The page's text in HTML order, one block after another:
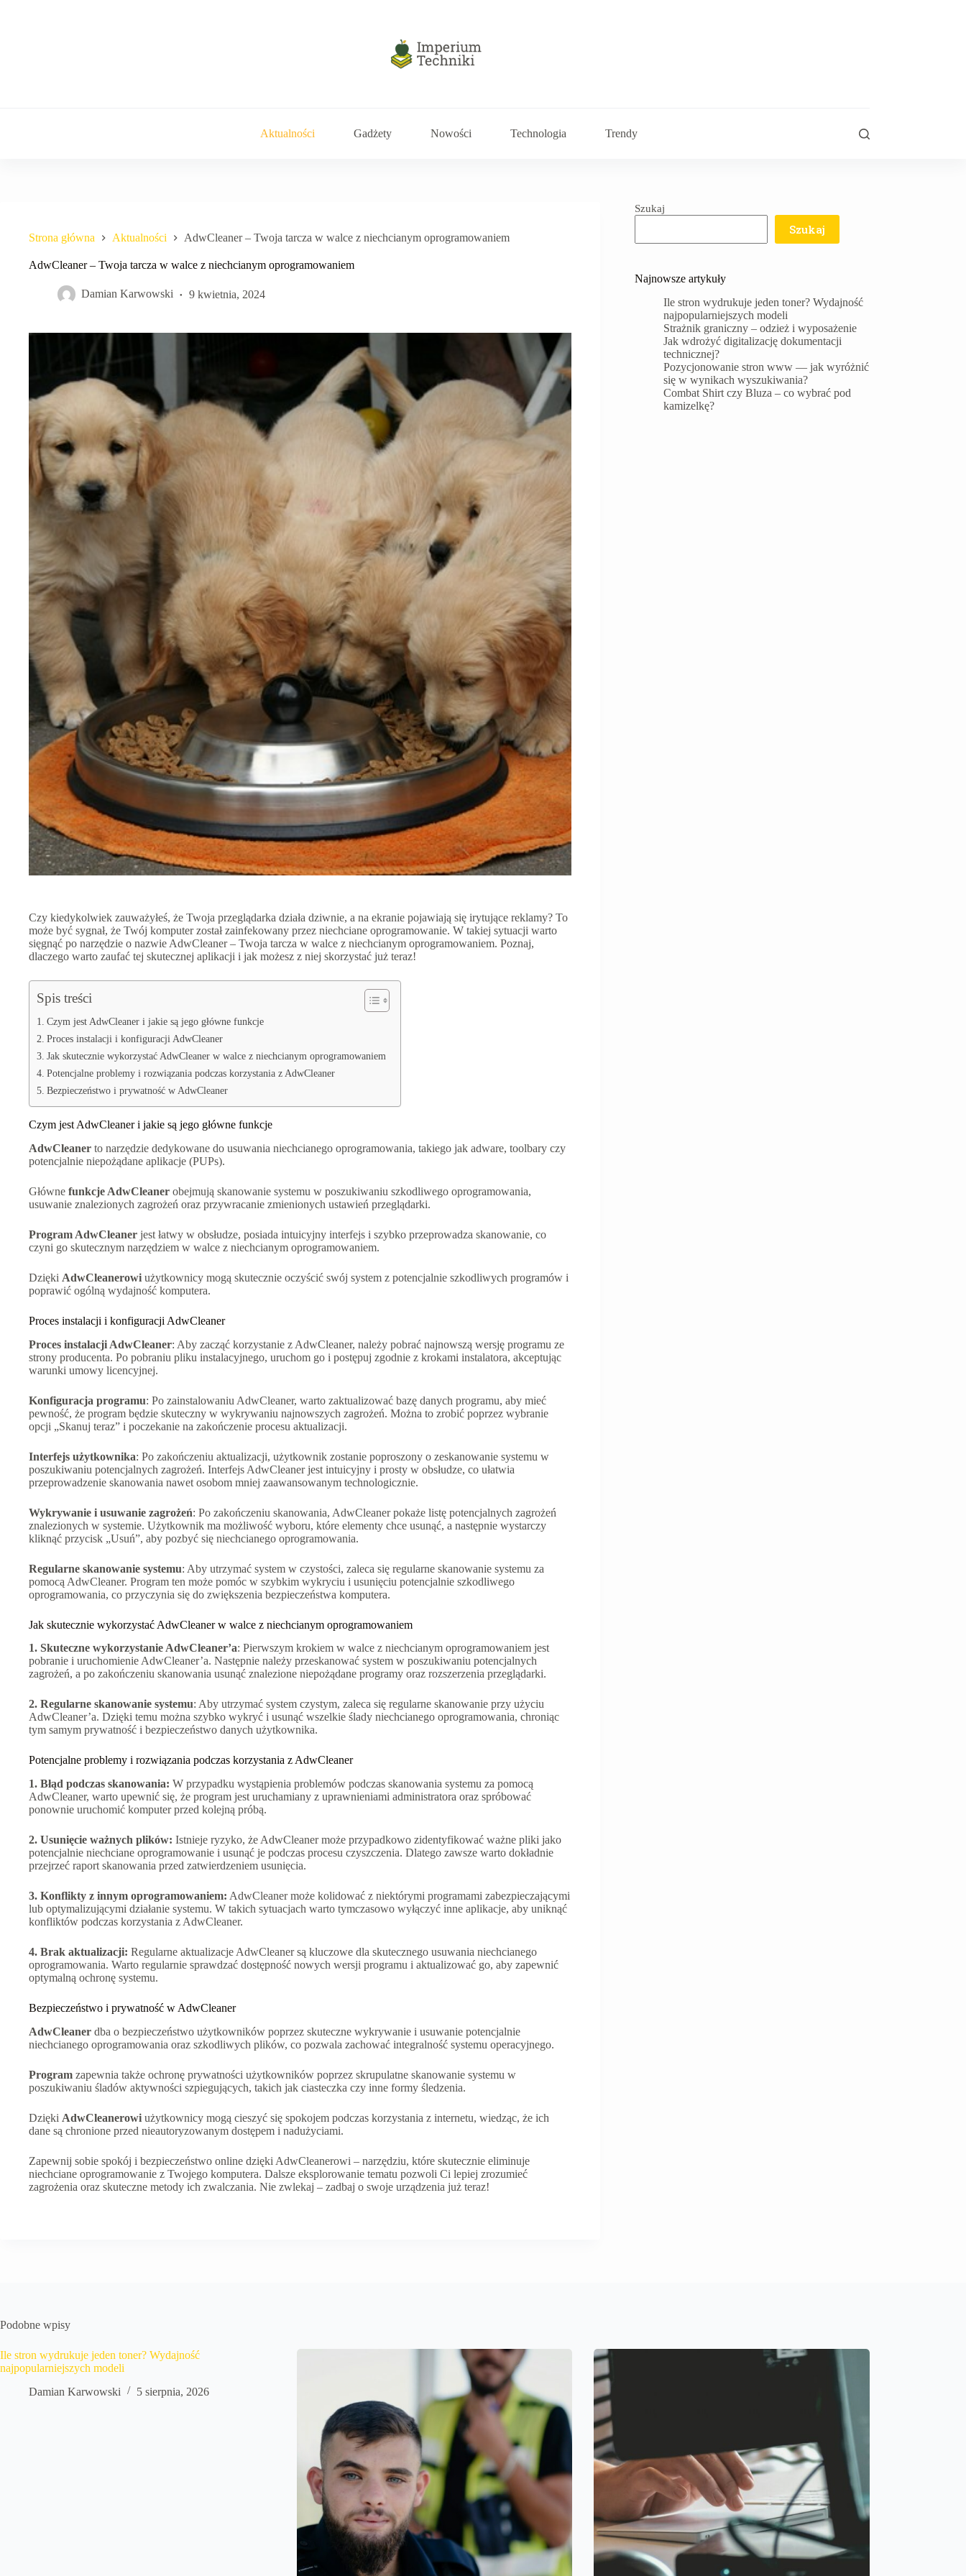
Aktualności Gadżety Nowości Technologia Trendy
Strona główna Aktualności AdwCleaner – Twoja tarcza w walce z niechcianym oprogramowaniem
AdwCleaner – Twoja tarcza w walce z niechcianym oprogramowaniem
Damian Karwowski 9 kwietnia, 2024
Czy kiedykolwiek zauważyłeś, że Twoja przeglądarka działa dziwnie, a na ekranie pojawiają się irytujące reklamy? To
może być sygnał, że Twój komputer został zainfekowany przez niechciane oprogramowanie. W takiej sytuacji warto
sięgnąć po narzędzie o nazwie AdwCleaner – Twoja tarcza w walce z niechcianym oprogramowaniem. Poznaj,
dlaczego warto zaufać tej skutecznej aplikacji i jak możesz z niej skorzystać już teraz!
Spis treści
Czym jest AdwCleaner i jakie są jego główne funkcje
Proces instalacji i konfiguracji AdwCleaner
Jak skutecznie wykorzystać AdwCleaner w walce z niechcianym oprogramowaniem
Potencjalne problemy i rozwiązania podczas korzystania z AdwCleaner
Bezpieczeństwo i prywatność w AdwCleaner
Czym jest AdwCleaner i jakie są jego główne funkcje
AdwCleaner to narzędzie dedykowane do usuwania niechcianego oprogramowania, takiego jak adware, toolbary czy
potencjalnie niepożądane aplikacje (PUPs).
Główne funkcje AdwCleaner obejmują skanowanie systemu w poszukiwaniu szkodliwego oprogramowania,
usuwanie znalezionych zagrożeń oraz przywracanie zmienionych ustawień przeglądarki.
Program AdwCleaner jest łatwy w obsłudze, posiada intuicyjny interfejs i szybko przeprowadza skanowanie, co
czyni go skutecznym narzędziem w walce z niechcianym oprogramowaniem.
Dzięki AdwCleanerowi użytkownicy mogą skutecznie oczyścić swój system z potencjalnie szkodliwych programów i
poprawić ogólną wydajność komputera.
Proces instalacji i konfiguracji AdwCleaner
Proces instalacji AdwCleaner: Aby zacząć korzystanie z AdwCleaner, należy pobrać najnowszą wersję programu ze
strony producenta. Po pobraniu pliku instalacyjnego, uruchom go i postępuj zgodnie z krokami instalatora, akceptując
warunki umowy licencyjnej.
Konfiguracja programu: Po zainstalowaniu AdwCleaner, warto zaktualizować bazę danych programu, aby mieć
pewność, że program będzie skuteczny w wykrywaniu najnowszych zagrożeń. Można to zrobić poprzez wybranie
opcji „Skanuj teraz” i poczekanie na zakończenie procesu aktualizacji.
Interfejs użytkownika: Po zakończeniu aktualizacji, użytkownik zostanie poproszony o zeskanowanie systemu w
poszukiwaniu potencjalnych zagrożeń. Interfejs AdwCleaner jest intuicyjny i prosty w obsłudze, co ułatwia
przeprowadzenie skanowania nawet osobom mniej zaawansowanym technologicznie.
Wykrywanie i usuwanie zagrożeń: Po zakończeniu skanowania, AdwCleaner pokaże listę potencjalnych zagrożeń
znalezionych w systemie. Użytkownik ma możliwość wyboru, które elementy chce usunąć, a następnie wystarczy
kliknąć przycisk „Usuń”, aby pozbyć się niechcianego oprogramowania.
Regularne skanowanie systemu: Aby utrzymać system w czystości, zaleca się regularne skanowanie systemu za
pomocą AdwCleaner. Program ten może pomóc w szybkim wykryciu i usunięciu potencjalnie szkodliwego
oprogramowania, co przyczynia się do zwiększenia bezpieczeństwa komputera.
Jak skutecznie wykorzystać AdwCleaner w walce z niechcianym oprogramowaniem
1. Skuteczne wykorzystanie AdwCleaner’a: Pierwszym krokiem w walce z niechcianym oprogramowaniem jest
pobranie i uruchomienie AdwCleaner’a. Następnie należy przeskanować system w poszukiwaniu potencjalnych
zagrożeń, a po zakończeniu skanowania usunąć znalezione niepożądane programy oraz rozszerzenia przeglądarki.
2. Regularne skanowanie systemu: Aby utrzymać system czystym, zaleca się regularne skanowanie przy użyciu
AdwCleaner’a. Dzięki temu można szybko wykryć i usunąć wszelkie ślady niechcianego oprogramowania, chroniąc
tym samym prywatność i bezpieczeństwo danych użytkownika.
Potencjalne problemy i rozwiązania podczas korzystania z AdwCleaner
1. Błąd podczas skanowania: W przypadku wystąpienia problemów podczas skanowania systemu za pomocą
AdwCleaner, warto upewnić się, że program jest uruchamiany z uprawnieniami administratora oraz spróbować
ponownie uruchomić komputer przed kolejną próbą.
2. Usunięcie ważnych plików: Istnieje ryzyko, że AdwCleaner może przypadkowo zidentyfikować ważne pliki jako
potencjalnie niechciane oprogramowanie i usunąć je podczas procesu czyszczenia. Dlatego zawsze warto dokładnie
przejrzeć raport skanowania przed zatwierdzeniem usunięcia.
3. Konflikty z innym oprogramowaniem: AdwCleaner może kolidować z niektórymi programami zabezpieczającymi
lub optymalizującymi działanie systemu. W takich sytuacjach warto tymczasowo wyłączyć inne aplikacje, aby uniknąć
konfliktów podczas korzystania z AdwCleaner.
4. Brak aktualizacji: Regularne aktualizacje AdwCleaner są kluczowe dla skutecznego usuwania niechcianego
oprogramowania. Warto regularnie sprawdzać dostępność nowych wersji programu i aktualizować go, aby zapewnić
optymalną ochronę systemu.
Bezpieczeństwo i prywatność w AdwCleaner
AdwCleaner dba o bezpieczeństwo użytkowników poprzez skuteczne wykrywanie i usuwanie potencjalnie
niechcianego oprogramowania oraz szkodliwych plików, co pozwala zachować integralność systemu operacyjnego.
Program zapewnia także ochronę prywatności użytkowników poprzez skrupulatne skanowanie systemu w
poszukiwaniu śladów aktywności szpiegujących, takich jak ciasteczka czy inne formy śledzenia.
Dzięki AdwCleanerowi użytkownicy mogą cieszyć się spokojem podczas korzystania z internetu, wiedząc, że ich
dane są chronione przed nieautoryzowanym dostępem i nadużyciami.
Zapewnij sobie spokój i bezpieczeństwo online dzięki AdwCleanerowi – narzędziu, które skutecznie eliminuje
niechciane oprogramowanie z Twojego komputera. Dalsze eksplorowanie tematu pozwoli Ci lepiej zrozumieć
zagrożenia oraz skuteczne metody ich zwalczania. Nie zwlekaj – zadbaj o swoje urządzenia już teraz!
Szukaj
Szukaj
Najnowsze artykuły
Ile stron wydrukuje jeden toner? Wydajność
najpopularniejszych modeli
Strażnik graniczny – odzież i wyposażenie
Jak wdrożyć digitalizację dokumentacji
technicznej?
Pozycjonowanie stron www — jak wyróżnić
się w wynikach wyszukiwania?
Combat Shirt czy Bluza – co wybrać pod
kamizelkę?
Podobne wpisy
Ile stron wydrukuje jeden toner? Wydajność
najpopularniejszych modeli
Damian Karwowski
5 sierpnia, 2026